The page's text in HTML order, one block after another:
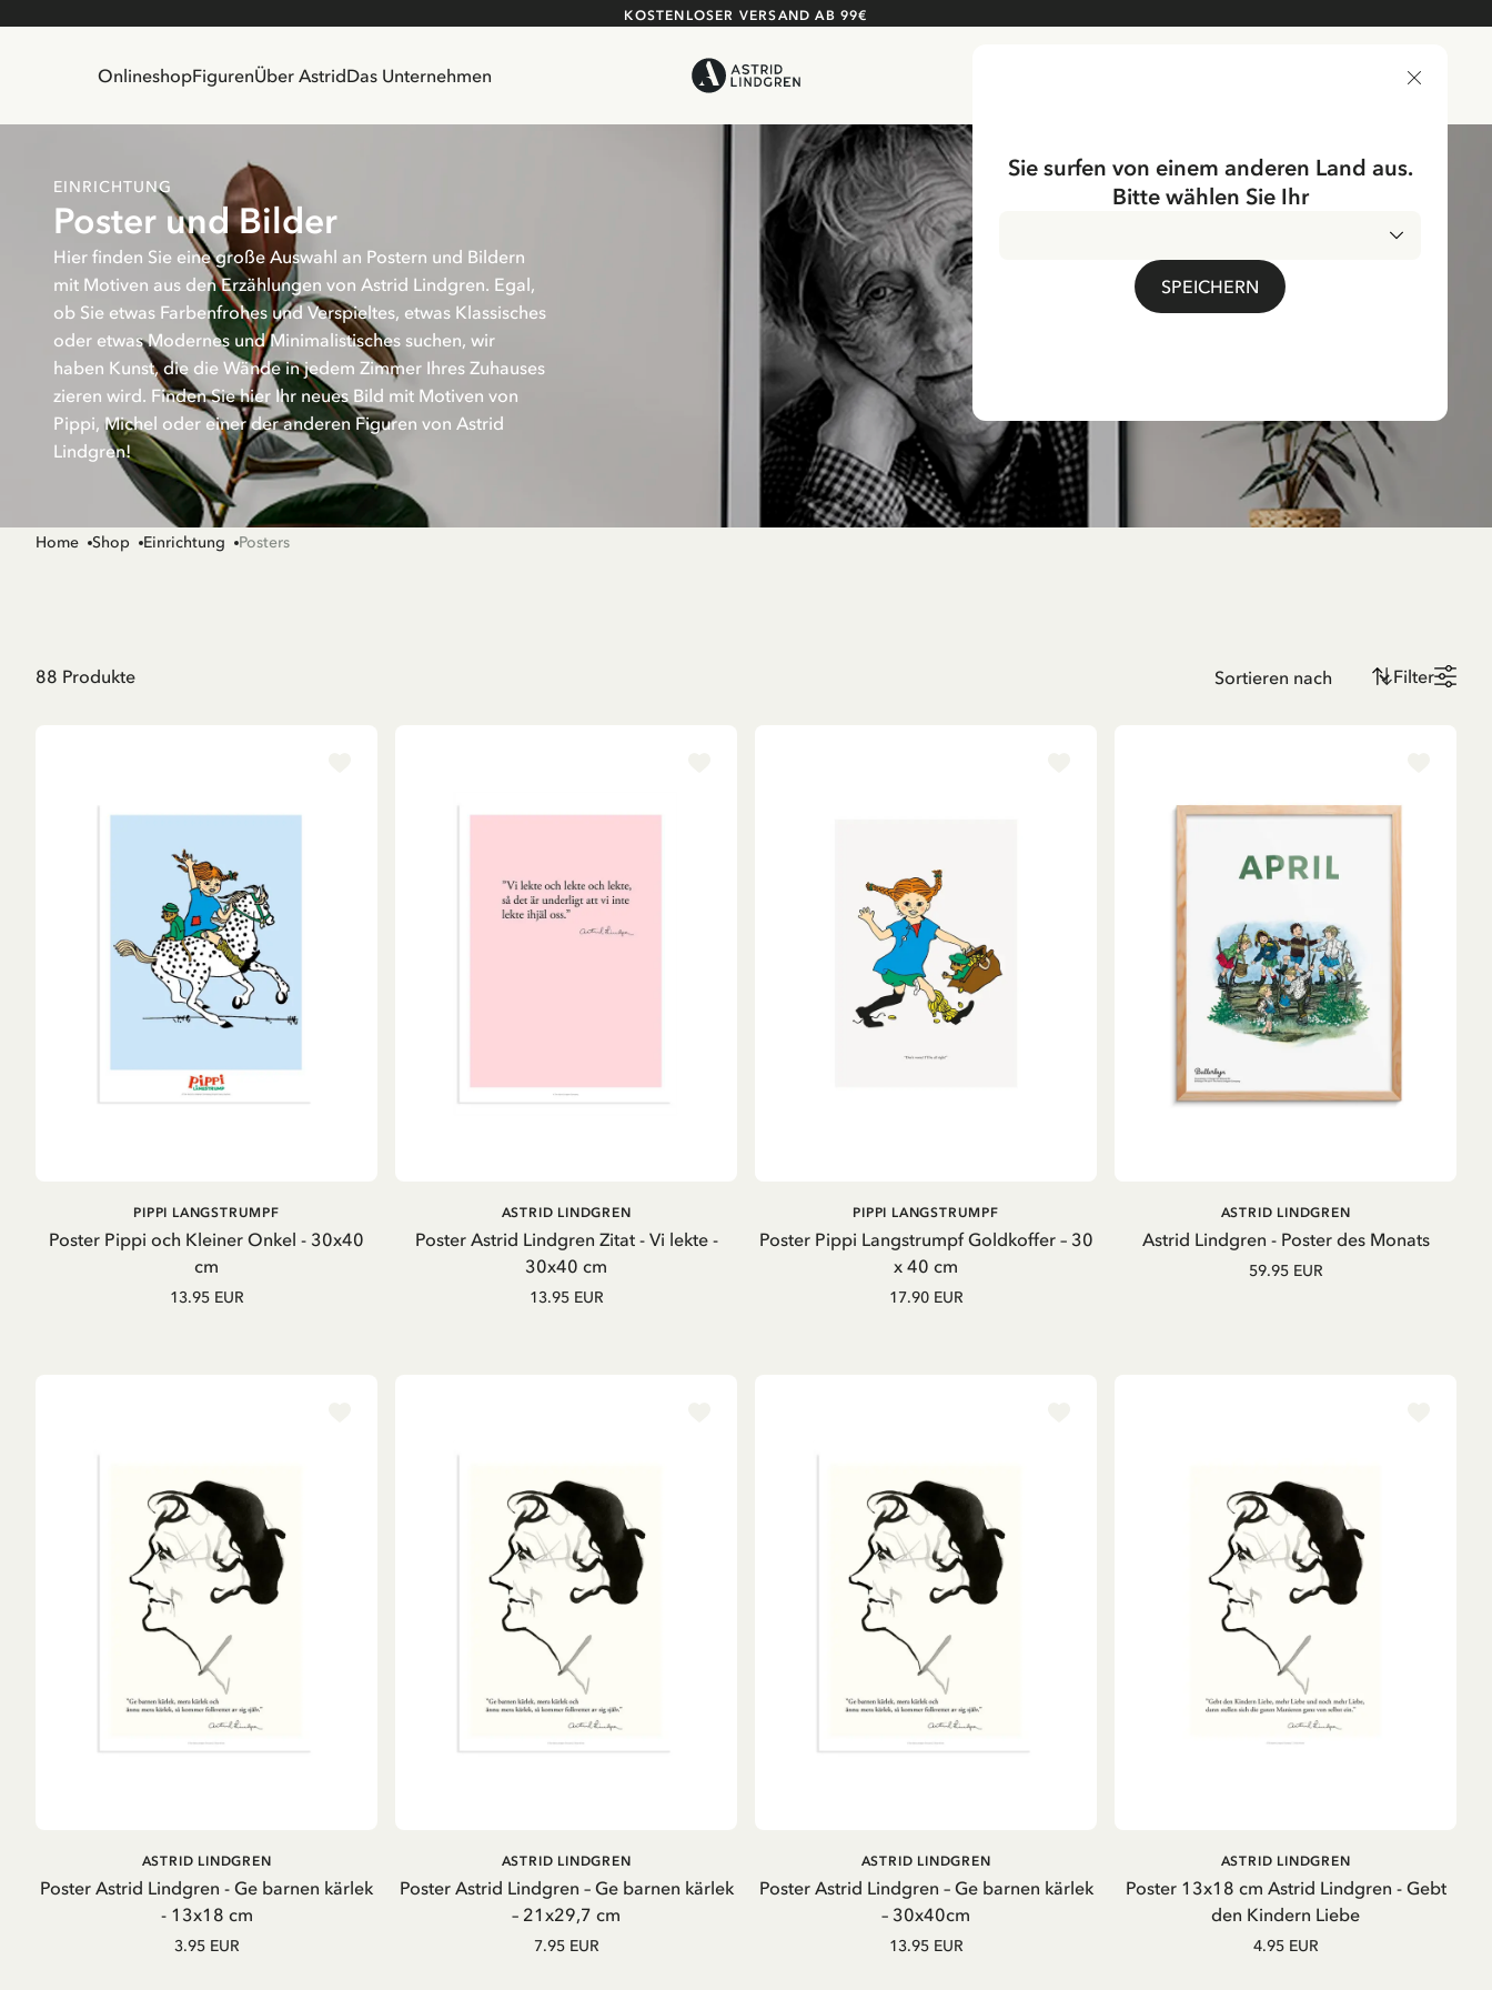
KOSTENLOSER VERSAND AB 99€
OnlineshopFigurenÜber AstridDas Unternehmen
EINRICHTUNG
Poster und Bilder
Hier finden Sie eine große Auswahl an Postern und Bildern
mit Motiven aus den Erzählungen von Astrid Lindgren. Egal,
ob Sie etwas Farbenfrohes und Verspieltes, etwas Klassisches
oder etwas Modernes und Minimalistisches suchen, wir
haben Kunst, die die Wände in jedem Zimmer Ihres Zuhauses
zieren wird. Finden Sie hier Ihr neues Bild mit Motiven von
Pippi, Michel oder einer der anderen Figuren von Astrid
Lindgren!
Home Shop Einrichtung Posters
88 Produkte Filter
IN DEN WARENKORB
Poster Pippi och Kleiner Onkel - 30x40
cm
PIPPI LANGSTRUMPF
13.95 EUR
IN DEN WARENKORB
Poster Astrid Lindgren Zitat - Vi lekte -
30x40 cm
ASTRID LINDGREN
13.95 EUR
IN DEN WARENKORB
Poster Pippi Langstrumpf Goldkoffer – 30
x 40 cm
PIPPI LANGSTRUMPF
17.90 EUR
IN DEN WARENKORB
Astrid Lindgren - Poster des Monats
ASTRID LINDGREN
59.95 EUR
IN DEN WARENKORB
Poster Astrid Lindgren - Ge barnen kärlek
- 13x18 cm
ASTRID LINDGREN
3.95 EUR
IN DEN WARENKORB
Poster Astrid Lindgren – Ge barnen kärlek
– 21x29,7 cm
ASTRID LINDGREN
7.95 EUR
IN DEN WARENKORB
Poster Astrid Lindgren – Ge barnen kärlek
– 30x40cm
ASTRID LINDGREN
13.95 EUR
IN DEN WARENKORB
Poster 13x18 cm Astrid Lindgren - Gebt
den Kindern Liebe
ASTRID LINDGREN
4.95 EUR
Sie surfen von einem anderen Land aus.
Bitte wählen Sie Ihr
SPEICHERN